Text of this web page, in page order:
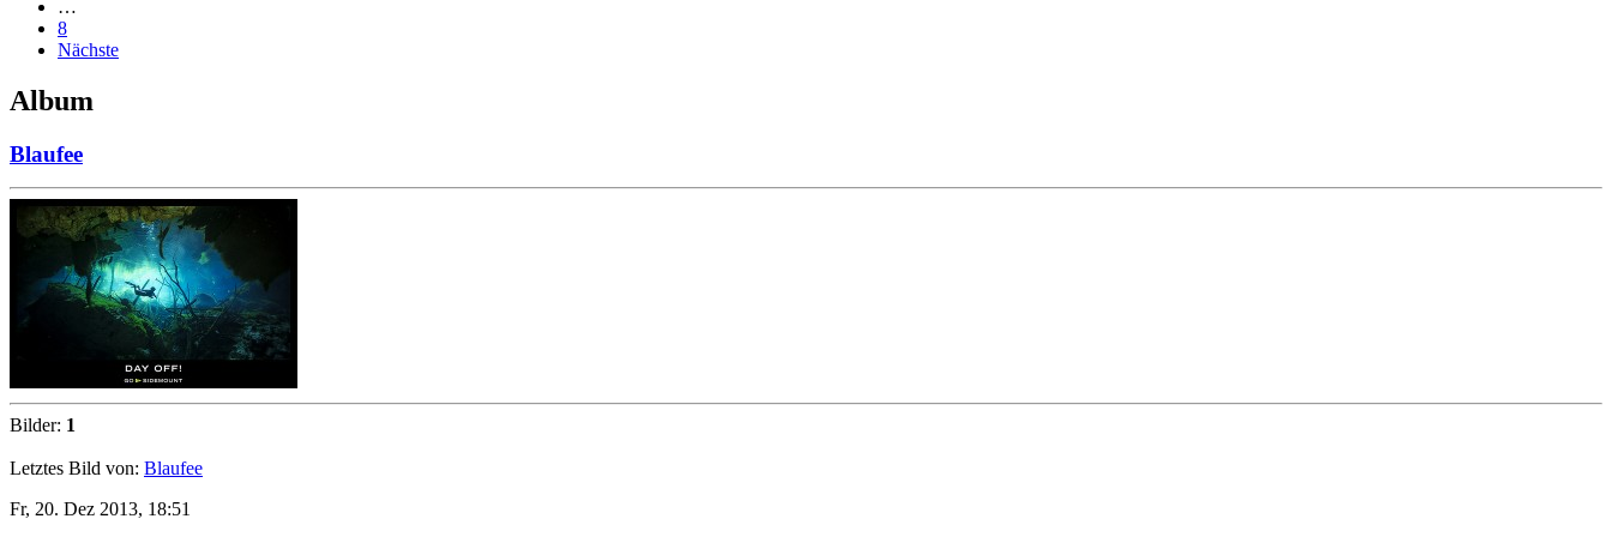
…
8
Nächste
Album
Blaufee
Bilder: 1
Letztes Bild von: Blaufee
Fr, 20. Dez 2013, 18:51